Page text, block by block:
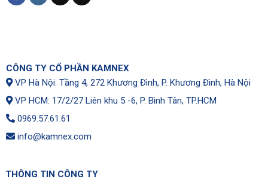
CÔNG TY CỔ PHẦN KAMNEX
VP Hà Nội: Tầng 4, 272 Khương Đình, P. Khương Đình, Hà Nội
VP HCM: 17/2/27 Liên khu 5 -6, P. Bình Tân, TP.HCM
0969.57.61.61
info@kamnex.com
THÔNG TIN CÔNG TY